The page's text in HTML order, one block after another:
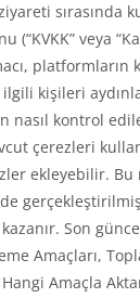
(“KVKK” veya
platformların
kişileri
kontrol
çerezleri
ekleyebilir.
Son
Amaçları,
Amaçla